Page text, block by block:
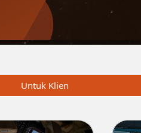
Untuk Klien